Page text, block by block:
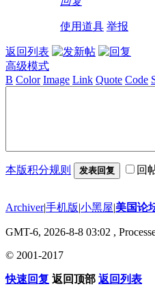
使用道具 举报
返回列表
高级模式
B Color Image Link Quote Code
本版积分规则 发表回复 回
Archiver|手机版|小黑屋|美国论
GMT-6, 2026-8-8 03:02 ,
© 2001-2017
快速回复 返回顶部 返回列表